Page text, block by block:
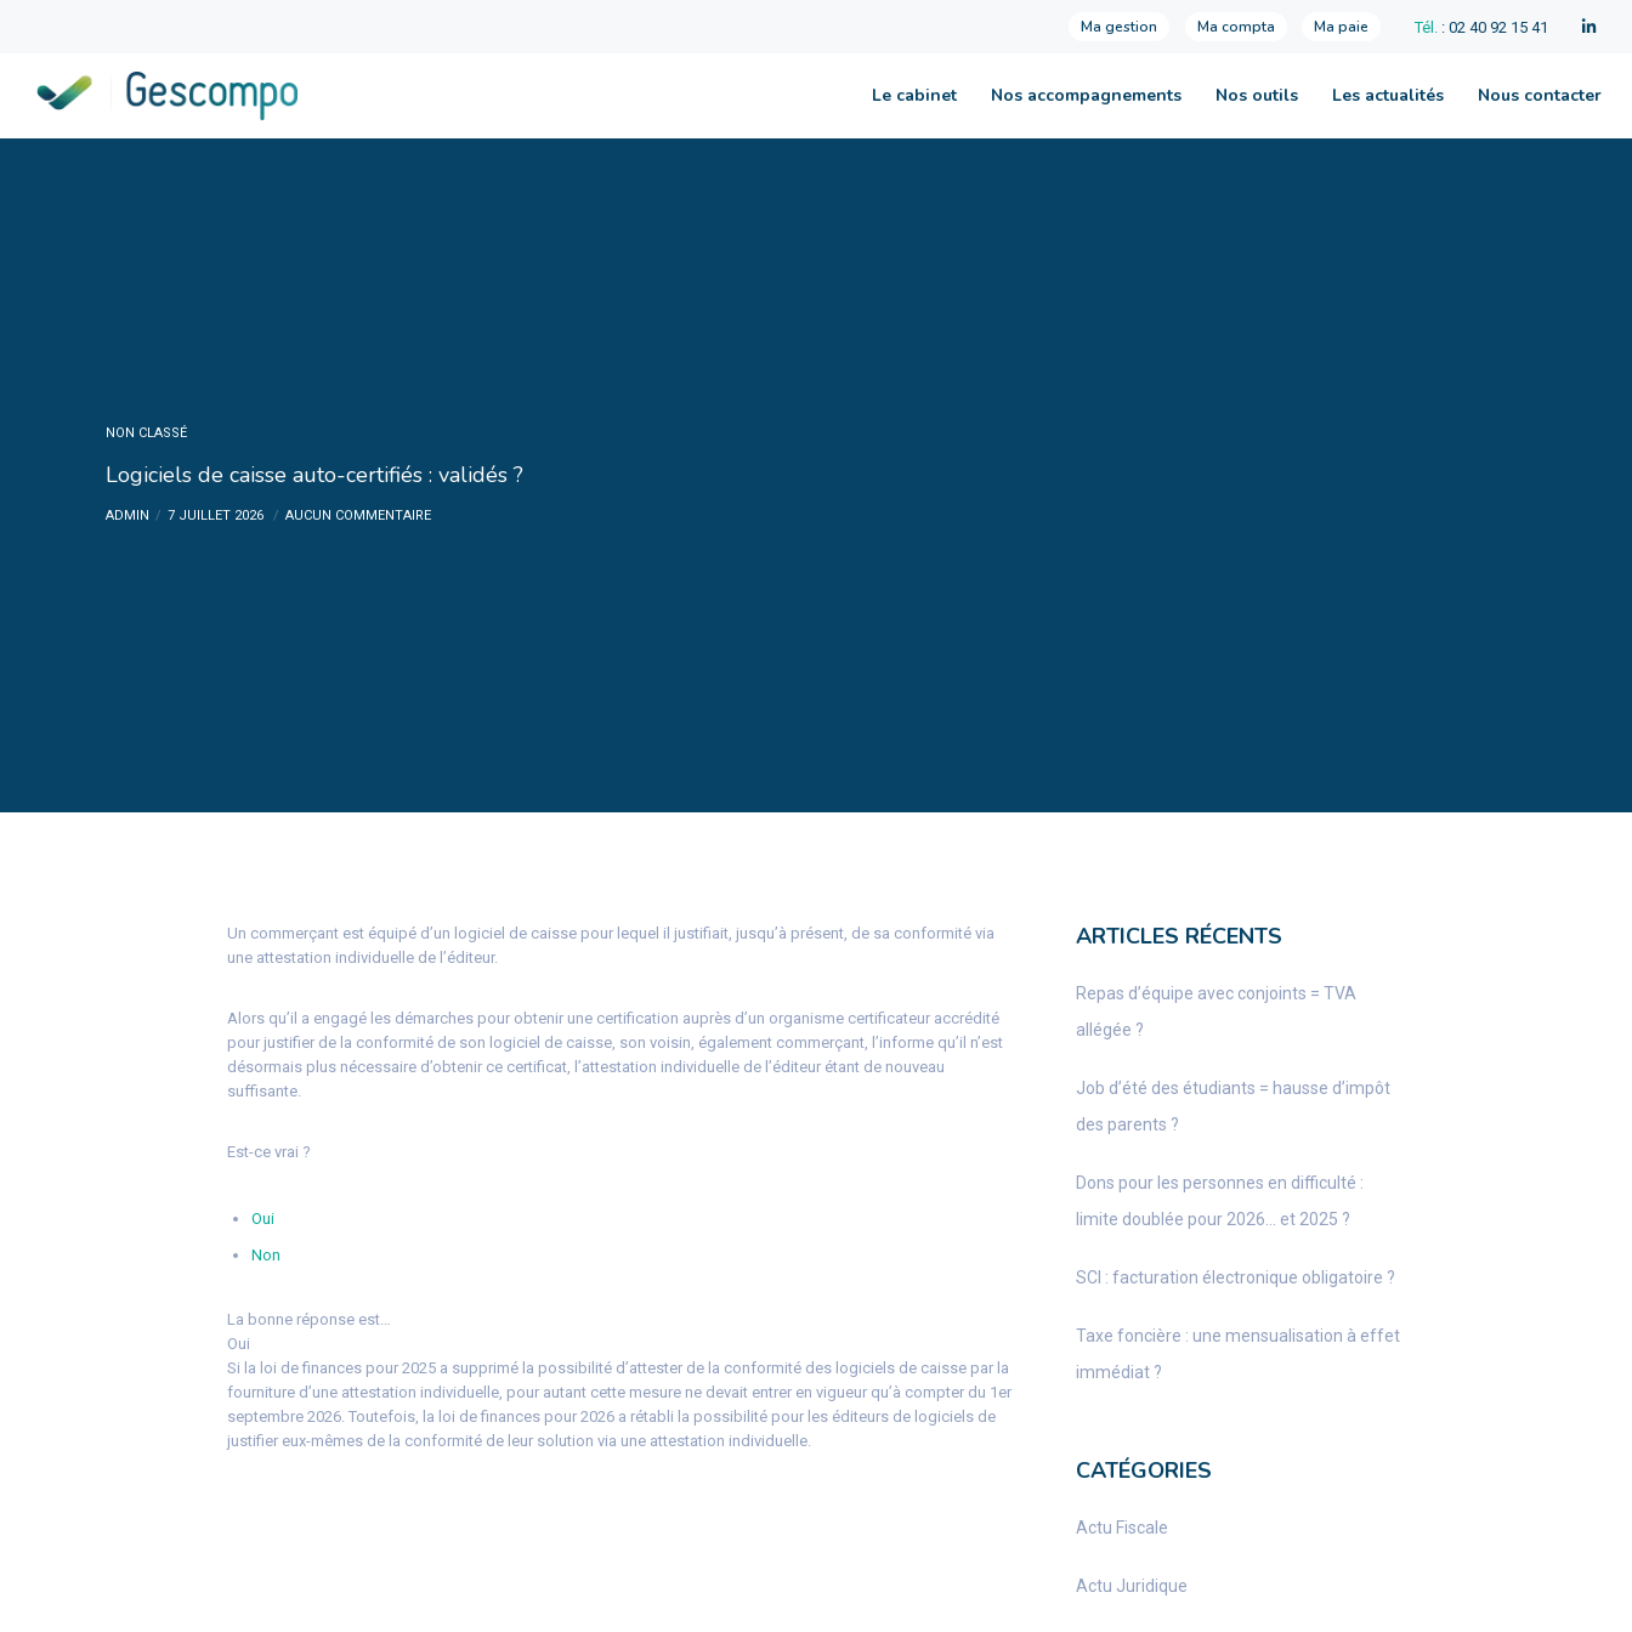
Ma gestion Ma compta Ma paie Tél. : 02 40 92 15 41
Le cabinet Nos accompagnements Nos outils Les actualités Nous contacter
NON CLASSÉ
Logiciels de caisse auto-certifiés : validés ?
ADMIN 7 JUILLET 2026 AUCUN COMMENTAIRE
Un commerçant est équipé d’un logiciel de caisse pour lequel il justifiait, jusqu’à présent, de sa conformité via
une attestation individuelle de l’éditeur.
Alors qu’il a engagé les démarches pour obtenir une certification auprès d’un organisme certificateur accrédité
pour justifier de la conformité de son logiciel de caisse, son voisin, également commerçant, l’informe qu’il n’est
désormais plus nécessaire d’obtenir ce certificat, l’attestation individuelle de l’éditeur étant de nouveau
suffisante.
Est-ce vrai ?
Oui
Non
La bonne réponse est…
Oui
Si la loi de finances pour 2025 a supprimé la possibilité d’attester de la conformité des logiciels de caisse par la
fourniture d’une attestation individuelle, pour autant cette mesure ne devait entrer en vigueur qu’à compter du 1er
septembre 2026. Toutefois, la loi de finances pour 2026 a rétabli la possibilité pour les éditeurs de logiciels de
justifier eux-mêmes de la conformité de leur solution via une attestation individuelle.
ARTICLES RÉCENTS
Repas d’équipe avec conjoints = TVA
allégée ?
Job d’été des étudiants = hausse d’impôt
des parents ?
Dons pour les personnes en difficulté :
limite doublée pour 2026… et 2025 ?
SCI : facturation électronique obligatoire ?
Taxe foncière : une mensualisation à effet
immédiat ?
CATÉGORIES
Actu Fiscale
Actu Juridique